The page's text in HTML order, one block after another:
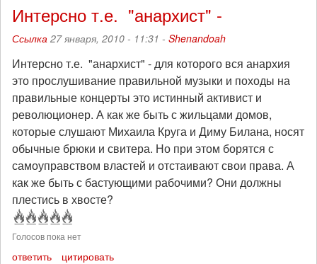
Интерсно т.е. "анархист" -
Ссылка 27 января, 2010 - 11:31 - Shenandoah
Интерсно т.е. "анархист" - для которого вся анархия
это прослушивание правильной музыки и походы на
правильные концерты это истинный активист и
революционер. А как же быть с жильцами домов,
которые слушают Михаила Круга и Диму Билана, носят
обычные брюки и свитера. Но при этом борятся с
самоуправством властей и отстаивают свои права. А
как же быть с бастующими рабочими? Они должны
плестись в хвосте?
Голосов пока нет
ответить цитировать